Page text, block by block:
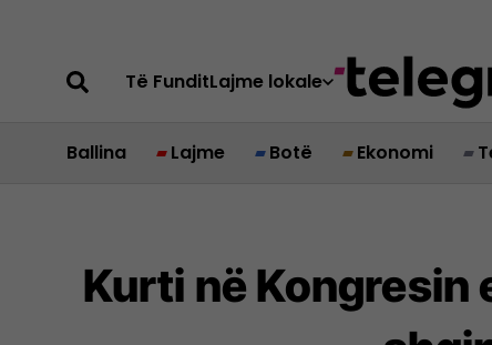
Të FunditLajme lokale
Ballina Lajme Botë Ekonomi
Kurti në Kongresin